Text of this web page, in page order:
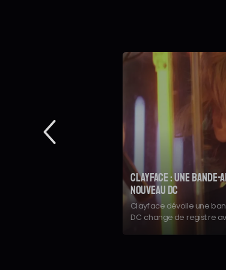
Clayface : une
nouveau DC
Clayface dévoile une
DC change de registre
relancer son univers